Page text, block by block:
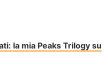
la mia Peaks Trilogy su